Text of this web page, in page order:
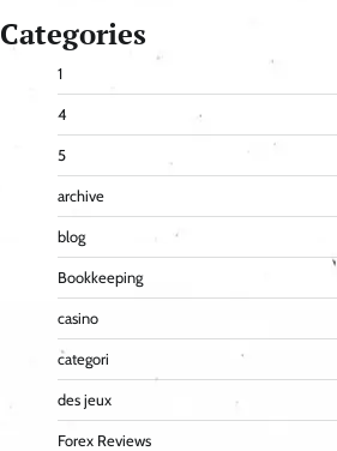
Categories
1
4
5
archive
blog
Bookkeeping
casino
categori
des jeux
Forex Reviews